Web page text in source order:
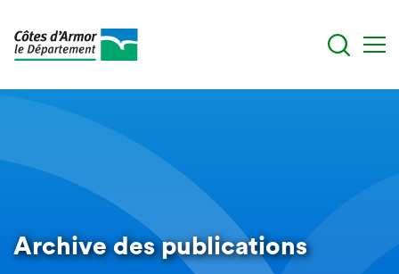
principal
Archive des publications